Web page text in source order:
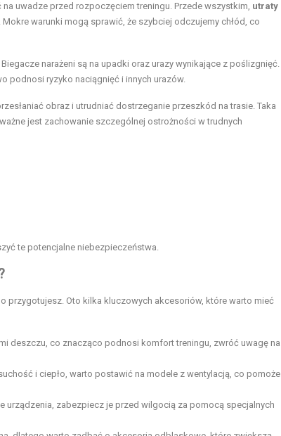
uwadze przed rozpoczęciem treningu. Przede wszystkim, utraty
warunki mogą sprawić, że szybciej odczujemy chłód, co
narażeni są na upadki oraz urazy wynikające z poślizgnięć.
podnosi ryzyko naciągnięć i innych urazów.
obraz i utrudniać dostrzeganie przeszkód na trasie. Taka
jest zachowanie szczególnej ostrożności w trudnych
te potencjalne niebezpieczeństwa.
przygotujesz. Oto kilka kluczowych akcesoriów, które warto mieć
deszczu, co znacząco podnosi komfort treningu, zwróć uwagę na
i ciepło, warto postawić na modele z wentylacją, co pomoże
urządzenia, zabezpiecz je przed wilgocią za pomocą specjalnych